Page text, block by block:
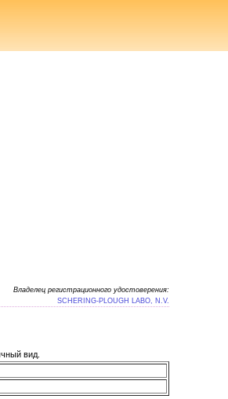
Владелец регистрационного удостоверения:
SCHERING-PLOUGH LABO, N.V.
вид.